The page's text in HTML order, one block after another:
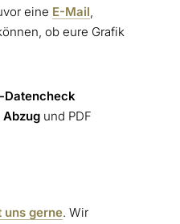
eine E-Mail,
ob eure Grafik
Datencheck
und PDF
uns gerne. Wir